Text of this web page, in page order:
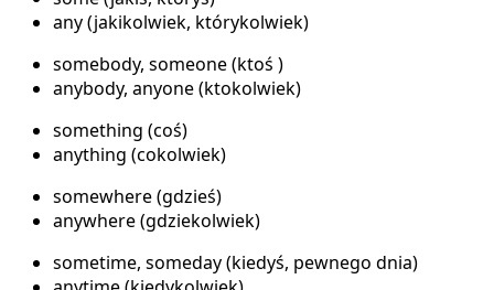
any (jakikolwiek, którykolwiek)
somebody, someone (ktoś )
anybody, anyone (ktokolwiek)
something (coś)
anything (cokolwiek)
somewhere (gdzieś)
anywhere (gdziekolwiek)
sometime, someday (kiedyś, pewnego dnia)